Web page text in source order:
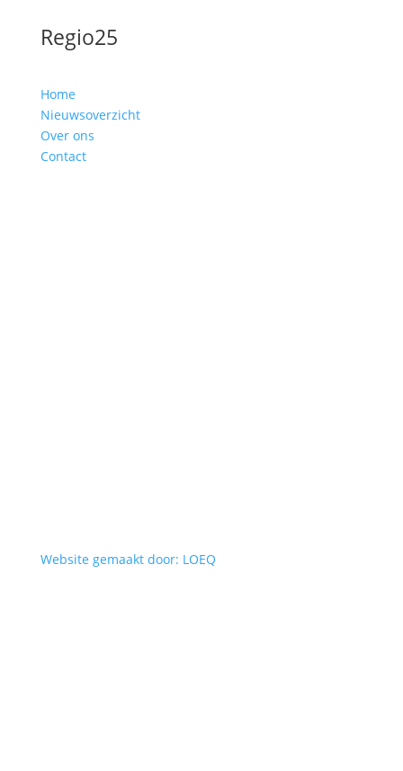
Regio25
Home
Nieuwsoverzicht
Over ons
Contact
Website gemaakt door: LOEQ